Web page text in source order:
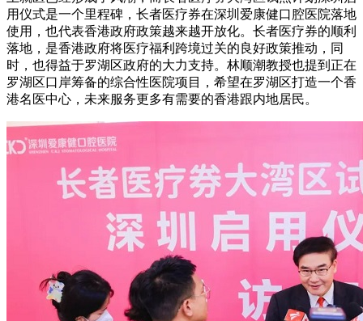
用仪式是一个里程碑，长者医疗券在深圳爱康健口腔医院落地
使用，也代表香港政府政策越来越开放化。长者医疗券的顺利
落地，是香港政府将医疗福利跨境过关的良好政策推动，同
时，也得益于罗湖区政府的大力支持。林顺潮教授也提到正在
罗湖区口岸筹备的综合性医院项目，希望在罗湖区打造一个香
港名医中心，未来服务更多有需要的香港跟内地居民。